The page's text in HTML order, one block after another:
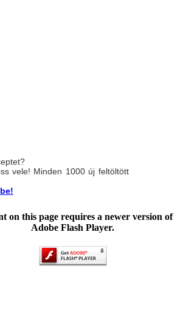
vele! Minden 1000 új feltöltött
on this page requires a newer version of
Adobe Flash Player.